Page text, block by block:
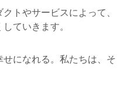
トやサービスによって、
ていきます。
になれる。私たちは、そ